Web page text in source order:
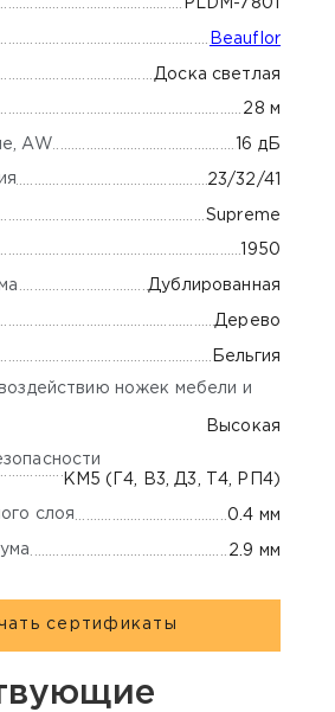
PLDM-7801
Beauflor
Доска светлая
28 м
AW 16 дБ
23/32/41
Supreme
1950
Дублированная
Дерево
Бельгия
ножек мебели и
Высокая
КМ5 (Г4, В3, Д3, Т4, РП4)
слоя 0.4 мм
2.9 мм
сертификаты